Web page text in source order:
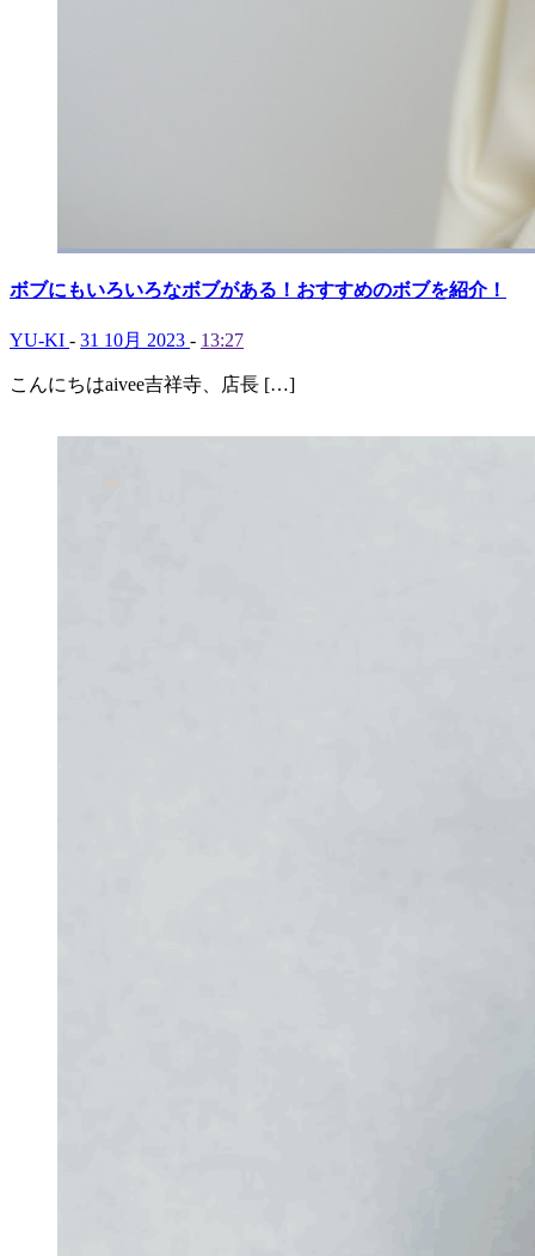
ボブにもいろいろなボブがある！おすすめのボブを紹介！
YU-KI - 31 10月 2023 - 13:27
こんにちはaivee吉祥寺、店長 […]